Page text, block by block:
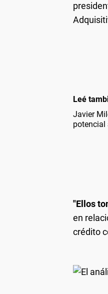
Leé
Javier
potencial
"Ellos
en
crédito